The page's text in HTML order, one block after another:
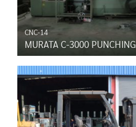
CNC-14
MURATA C-3000 PUNCHING